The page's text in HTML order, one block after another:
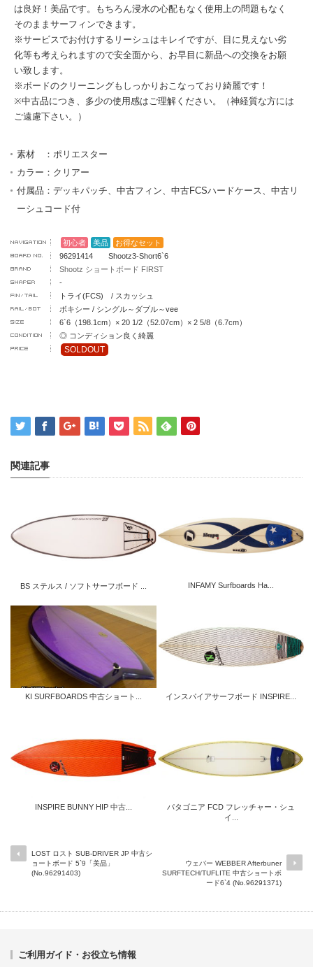
は良好！美品です。もちろん浸水の心配もなく使用上の問題もなく
そのままサーフィンできます。
※サービスでお付けするリーシュはキレイですが、目に見えない劣
化等も考えられますので安全面から、お早目に新品への交換をお願
い致します。
※ボードのクリーニングもしっかりおこなっており綺麗です！
※中古品につき、多少の使用感はご理解ください。（神経質な方には
ご遠慮下さい。）
素材 ：ポリエスター
カラー：クリアー
付属品：デッキパッチ、中古フィン、中古FCSハードケース、中古リ
ーシュコード付
初心者 美品
お得なセット
96291414 Shootz3-Short6`6
Shootz ショートボード FIRST
-
トライ(FCS) / スカッシュ
ボキシー / シングル～ダブル～vee
6`6（198.1cm）× 20 1/2（52.07cm）× 2 5/8（6.7cm）
◎ コンディション良く綺麗
SOLDOUT
関連記事
BS ステルス / ソフトサーフボード ... INFAMY Surfboards Ha...
KI SURFBOARDS 中古ショート... インスパイアサーフボード INSPIRE...
INSPIRE BUNNY HIP 中古...
パタゴニア FCD フレッチャー・シュ
イ...
LOST ロスト SUB-DRIVER JP 中古シ
ョートボード 5`9「美品」
(No.96291403)
ウェバー WEBBER Afterbuner
SURFTECH/TUFLITE 中古ショートボ
ード6`4 (No.96291371)
ご利用ガイド・お役立ち情報